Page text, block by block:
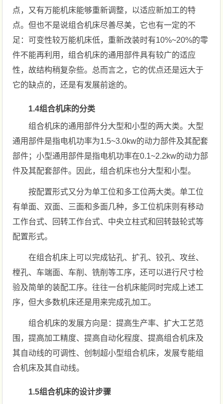
点，又有万能机床能够重新调整，以适应新加工的特
点。但也不是说组合机床尽善尽美，它也有一定的不
足：可变性较万能机床低，重新改装时有10%~20%的零
件不能再利用，组合机床的通用部件具有较广的适应
性，故结构稍复杂些。总而言之，它的优点还是远大于
它的缺点的，还是有发展前途的。
1.4组合机床的分类
组合机床的通用部件分大型和小型的两大类。大型
通用部件是指电机功率为1.5~3.0kw的动力部件及其配套
部件；小型通用部件是指电机功率在0.1~2.2kw的动力部
件及其配套部件。因此，组合机床也分大型和小型。
按配置形式又分为单工位和多工位两大类。单工位
有单面、双面、三面和多面几种，多工位机床则有移动
工作台式、回转工作台式、中央立柱式和回转鼓轮式等
配置形式。
在组合机床上可以完成钻孔、扩孔、铰孔、攻丝、
樘孔、车端面、车削、铣削等工序，还可以进行尺寸检
验及简单的装配工序。往往一台机床能同时完成上述工
序，但大多数机床还是用来完成孔加工。
组合机床的发展方向是：提高生产率、扩大工艺范
围，提高加工精度、提高自动化程度、提高组合机床及
其自动线的可调性、创制超小型组合机床，发展专能组
合机床及其自动线。
1.5组合机床的设计步骤